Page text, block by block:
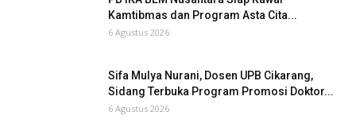
Kamtibmas dan Program Asta Cita...
6 Agustus 2026
Sifa Mulya Nurani, Dosen UPB Cikarang,
Sidang Terbuka Program Promosi Doktor...
6 Agustus 2026